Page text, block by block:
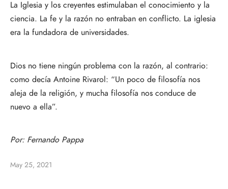
La Iglesia y los creyentes estimulaban el conocimiento y la
ciencia. La fe y la razón no entraban en conflicto. La iglesia
era la fundadora de universidades.
Dios no tiene ningún problema con la razón, al contrario:
como decía Antoine Rivarol: “Un poco de filosofía nos
aleja de la religión, y mucha filosofía nos conduce de
nuevo a ella”.
Por: Fernando Pappa
May 25, 2021